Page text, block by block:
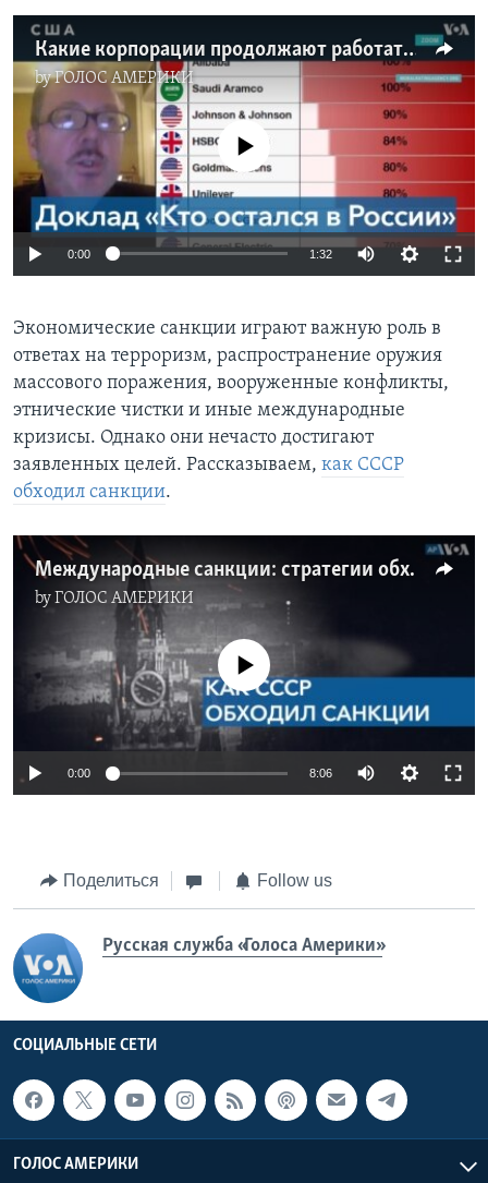
Какие корпорации продолжают работать в РФ, несмотря на войну
byГОЛОС АМЕРИКИ
No media source currently available
0:00 1:32
Экономические санкции играют важную роль в
ответах на терроризм, распространение оружия
массового поражения, вооруженные конфликты,
этнические чистки и иные международные
кризисы. Однако они нечасто достигают
заявленных целей. Рассказываем, как СССР
обходил санкции.
Международные санкции: стратегии обхода
byГОЛОС АМЕРИКИ
No media source currently available
0:00 8:06
Поделиться Follow us
Русская служба «Голоса Америки»
СОЦИАЛЬНЫЕ СЕТИ
ГОЛОС АМЕРИКИ